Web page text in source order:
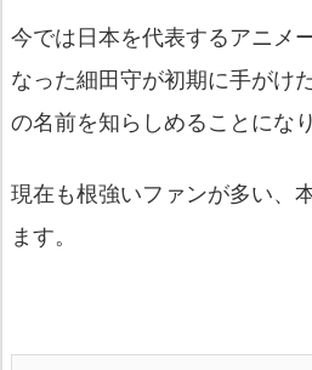
今では日本を代表するアニメ
なった細田守が初期に手がけ
の名前を知らしめることにな
現在も根強いファンが多い、
ます。